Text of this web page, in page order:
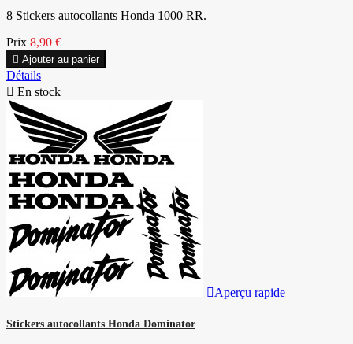
8 Stickers autocollants Honda 1000 RR.
Prix 8,90 €
 Ajouter au panier
Détails
 En stock
Aperçu rapide
Stickers autocollants Honda Dominator